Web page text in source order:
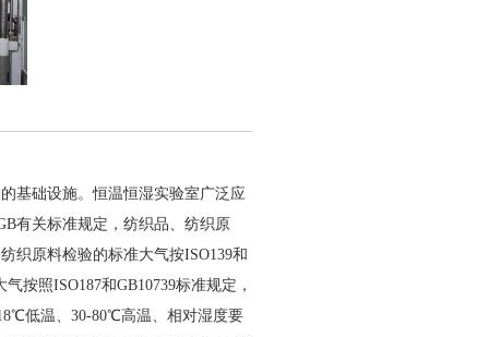
基础设施。恒温恒湿实验室广泛应
有关标准规定，纺织品、纺织原
织原料检验的标准大气按ISO139和
按照ISO187和GB10739标准规定，
低温、30-80℃高温、相对湿度要